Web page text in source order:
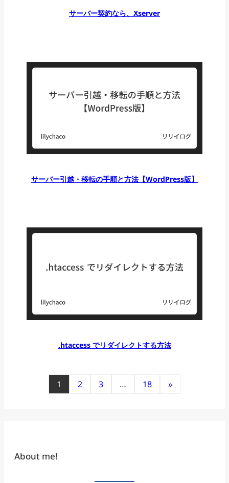
サーバー契約なら、Xserver
サーバー引越・移転の手順と方法【WordPress版】
.htaccess でリダイレクトする方法
1 2 3 … 18 »
About me!